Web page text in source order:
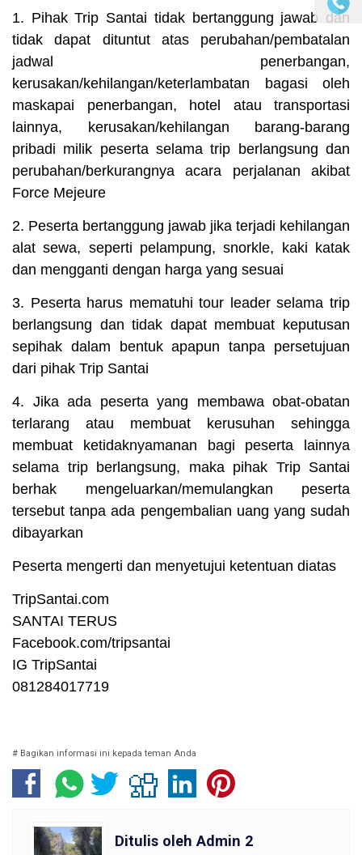
1. Pihak Trip Santai tidak bertanggung jawab dan
tidak dapat dituntut atas perubahan/pembatalan
jadwal penerbangan,
kerusakan/kehilangan/keterlambatan bagasi oleh
maskapai penerbangan, hotel atau transportasi
lainnya, kerusakan/kehilangan barang-barang
pribadi milik peserta selama trip berlangsung dan
perubahan/berkurangnya acara perjalanan akibat
Force Mejeure
2. Peserta bertanggung jawab jika terjadi kehilangan
alat sewa, seperti pelampung, snorkle, kaki katak
dan mengganti dengan harga yang sesuai
3. Peserta harus mematuhi tour leader selama trip
berlangsung dan tidak dapat membuat keputusan
sepihak dalam bentuk apapun tanpa persetujuan
dari pihak Trip Santai
4. Jika ada peserta yang membawa obat-obatan
terlarang atau membuat kerusuhan sehingga
membuat ketidaknyamanan bagi peserta lainnya
selama trip berlangsung, maka pihak Trip Santai
berhak mengeluarkan/memulangkan peserta
tersebut tanpa ada pengembalian uang yang sudah
dibayarkan
Peserta mengerti dan menyetujui ketentuan diatas
TripSantai.com
SANTAI TERUS
Facebook.com/tripsantai
IG TripSantai
081284017719
# Bagikan informasi ini kepada teman Anda
Ditulis oleh Admin 2